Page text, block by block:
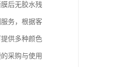
后无胶水残
务，根据客
供多种颜色
采购与使用